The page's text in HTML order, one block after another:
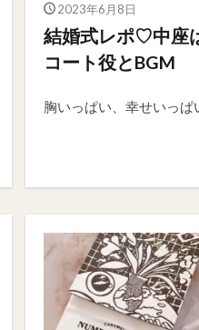
2023年6月8日
結婚式レポ♡中座
コート役とBGM
胸いっぱい、幸せいっ